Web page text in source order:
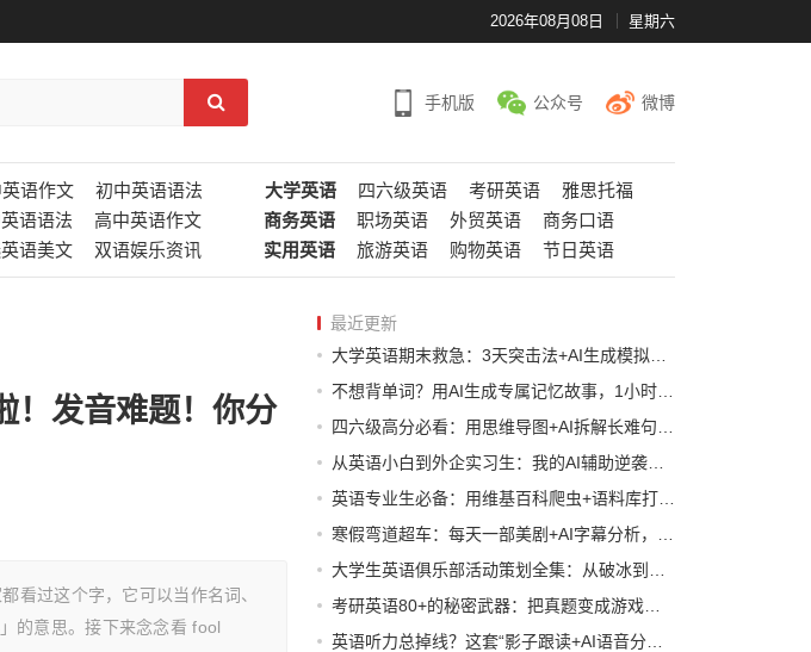
2026年08月08日 星期六
手机版 公众号 微博
语作文 初中英语语法 大学英语 四六级英语 考研英语
雅思托福
语语法 高中英语作文 商务英语 职场英语 外贸英语
商务口语
语美文 双语娱乐资讯 实用英语 旅游英语 购物英语 节日英语
！发音难题！你分
看过这个字，它可以当作名词、
的意思。接下来念念看 fool
最近更新
不想背单词？用AI生成专属记忆故事，1小时记住100个核心词
从英语小白到外企实习生：我的AI辅助逆袭时间表（附模板）
英语专业生必备：用维基百科爬虫+语料库打造个性化学习词典
考研英语80+的秘密武器：把真题变成游戏，用闯关模式记忆高频词
英语听力总掉线？这套“影子跟读+AI语音分析”法让你秒懂VOA